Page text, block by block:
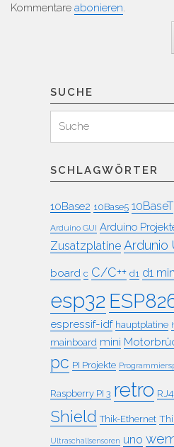
Kommentare abonieren.
SUCHE
für:
SCHLAGWÖRTER
10Base2 10Base5 10BaseT
Arduino GUI Arduino
Zusatzplatine Ardunio
board c C/C++ d1 d1
esp32
espressif-idf hauptplatine
mainboard mini
pc PI Projekte
Raspberry PI 3 retro
Shield Thik-Ethernet
Ultraschallsensoren uno